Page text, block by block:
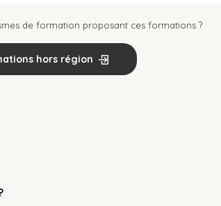
de formation proposant ces formations ?
hors région